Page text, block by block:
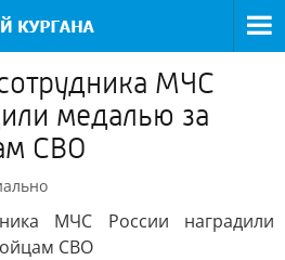
МЧС
медалью за
СВО
МЧС России наградили
СВО